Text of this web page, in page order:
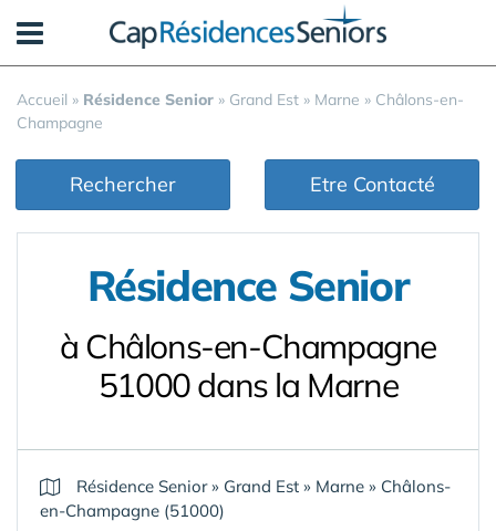
Accueil » Résidence Senior » Grand Est » Marne » Châlons-en-
Champagne
Rechercher Etre Contacté
Résidence Senior
à Châlons-en-Champagne
51000 dans la Marne
Résidence Senior» Grand Est » Marne » Châlons-
en-Champagne (51000)